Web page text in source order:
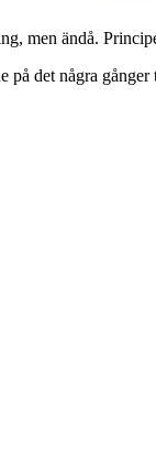
men ändå.
på det några gånger